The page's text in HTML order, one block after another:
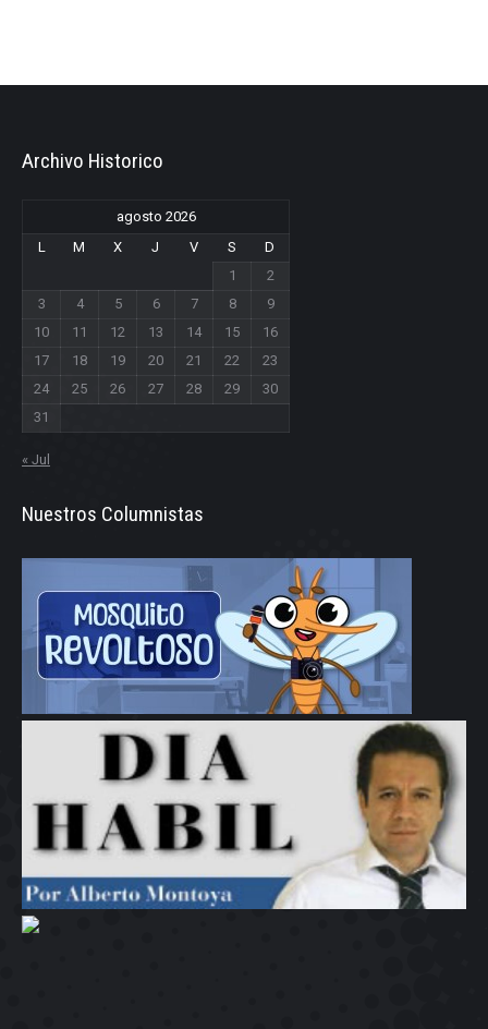
Archivo Historico
agosto 2026
L
M X J V S
D
1
2
3
4 5 6 7 8
9
10
11 12 13 14 15
16
17
18 19 20 21 22
23
24
25 26 27 28 29
30
31
« Jul
Nuestros Columnistas